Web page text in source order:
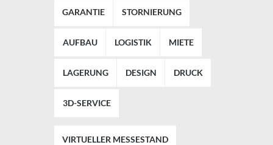
GARANTIE STORNIERUNG
AUFBAU LOGISTIK MIETE
LAGERUNG DESIGN DRUCK
3D-SERVICE
VIRTUELLER MESSESTAND